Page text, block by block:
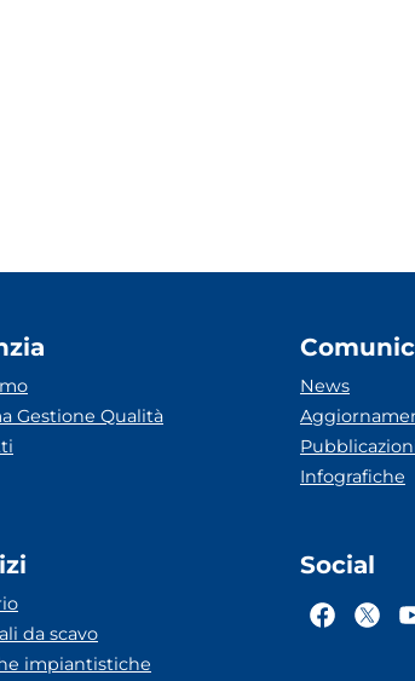
Gestione Qualità
da scavo
impiantistiche
News
Infografiche
Social